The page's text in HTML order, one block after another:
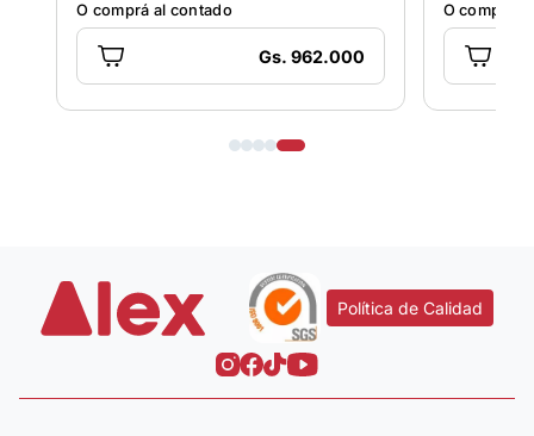
O comprá al contado
Gs. 962.000
O comprá
Política de Calidad